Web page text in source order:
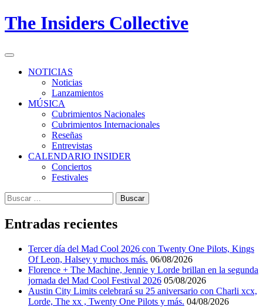
Skip
to
The Insiders Collective
Primary
NOTICIAS
Noticias
Lanzamientos
MÚSICA
Cubrimientos Nacionales
Cubrimientos Internacionales
Reseñas
Entrevistas
CALENDARIO INSIDER
Conciertos
Festivales
Buscar:
Entradas recientes
Tercer día del Mad Cool 2026 con Twenty One Pilots, Kings
Of Leon, Halsey y muchos más. 06/08/2026
Florence + The Machine, Jennie y Lorde brillan en la segunda
jornada del Mad Cool Festival 2026 05/08/2026
Austin City Limits celebrará su 25 aniversario con Charli xcx,
Lorde, The xx , Twenty One Pilots y más. 04/08/2026